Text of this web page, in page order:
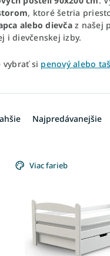
, ktoré šetria
alebo dievčaz našej
i dievčenskej izby.
vybrať si penový alebo
Najpredávanejšie
Viac farieb